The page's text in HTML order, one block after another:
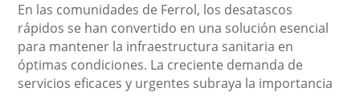
En las comunidades de Ferrol, los desatascos
rápidos se han convertido en una solución esencial
para mantener la infraestructura sanitaria en
óptimas condiciones. La creciente demanda de
servicios eficaces y urgentes subraya la importancia